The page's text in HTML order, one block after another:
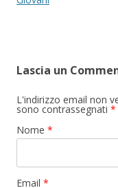
Lascia un
L'indirizzo email non
sono contrassegnati *
Nome *
Email *